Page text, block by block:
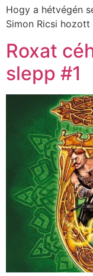
Hogy a hétvégén
Simon Ricsi
Roxat
slepp #1